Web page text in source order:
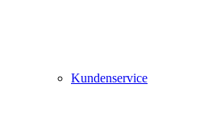
Kundenservice